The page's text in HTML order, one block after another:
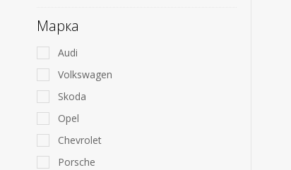
Марка
Audi
Volkswagen
Skoda
Opel
Chevrolet
Porsche